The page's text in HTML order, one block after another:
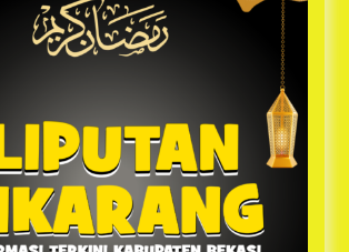
Jelang Ramadhan, Kecamatan Cikarang Pusat
Gelar STQ ke-VII
1 tahun ago